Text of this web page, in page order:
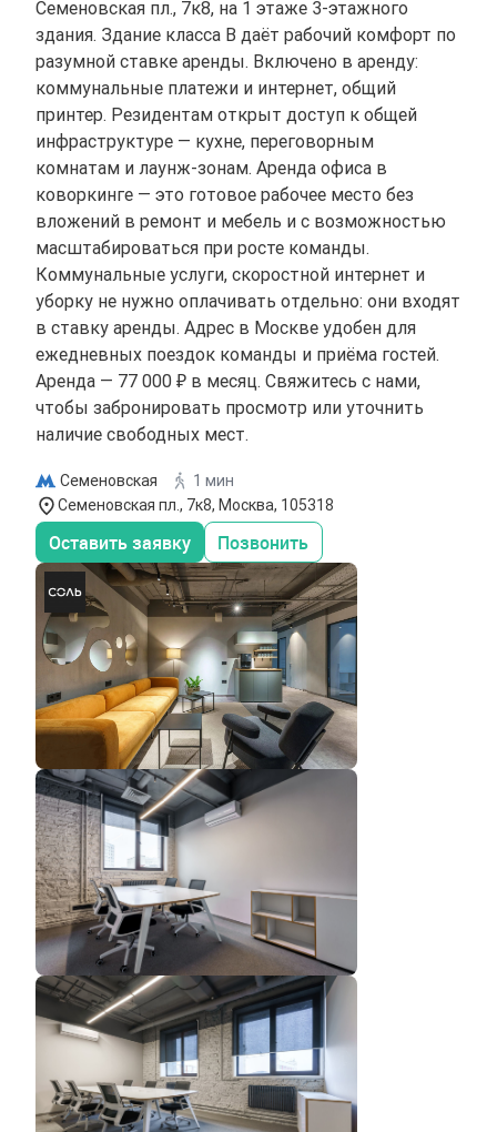
Семеновская пл., 7к8, на 1 этаже 3-этажного
здания. Здание класса B даёт рабочий комфорт по
разумной ставке аренды. Включено в аренду:
коммунальные платежи и интернет, общий
принтер. Резидентам открыт доступ к общей
инфраструктуре — кухне, переговорным
комнатам и лаунж-зонам. Аренда офиса в
коворкинге — это готовое рабочее место без
вложений в ремонт и мебель и с возможностью
масштабироваться при росте команды.
Коммунальные услуги, скоростной интернет и
уборку не нужно оплачивать отдельно: они входят
в ставку аренды. Адрес в Москве удобен для
ежедневных поездок команды и приёма гостей.
Аренда — 77 000 ₽ в месяц. Свяжитесь с нами,
чтобы забронировать просмотр или уточнить
наличие свободных мест.
Семеновская
1 мин
Семеновская пл., 7к8, Москва, 105318
Оставить заявку Позвонить